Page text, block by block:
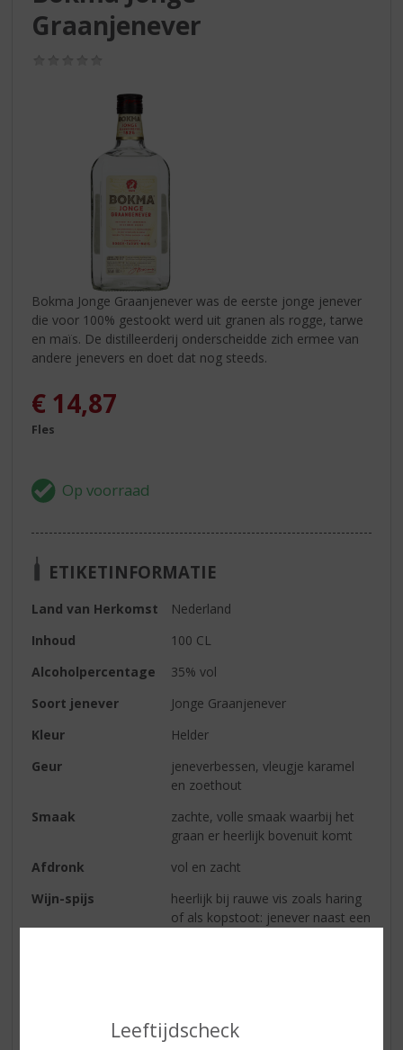
Leeftijdscheck
Graanjenever
Bokma Jonge Graanjenever was de eerste jonge jenever
die voor 100% gestookt werd uit granen als rogge, tarwe
en maïs. De distilleerderij onderscheidde zich ermee van
andere jenevers en doet dat nog steeds.
€ 14,87
Fles
ETIKETINFORMATIE
Land van Herkomst
Nederland
Inhoud
100 CL
Alcoholpercentage
35% vol
Soort jenever
Jonge Graanjenever
Kleur
Helder
Geur
jeneverbessen, vleugje karamel
en zoethout
Smaak
zachte, volle smaak waarbij het
graan er heerlijk bovenuit komt
Afdronk
vol en zacht
Wijn-spijs
heerlijk bij rauwe vis zoals haring
of als kopstoot: jenever naast een